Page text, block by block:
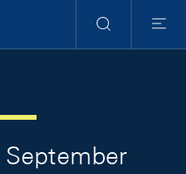
RechercheMenu